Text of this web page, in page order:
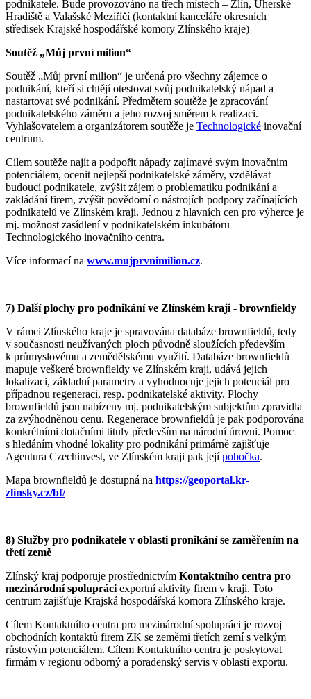
podnikatele. Bude provozováno na třech místech – Zlín, Uherské
Hradiště a Valašské Meziříčí (kontaktní kanceláře okresních
středisek Krajské hospodářské komory Zlínského kraje)
Soutěž „Můj první milion“
Soutěž „Můj první milion“ je určená pro všechny zájemce o
podnikání, kteří si chtějí otestovat svůj podnikatelský nápad a
nastartovat své podnikání. Předmětem soutěže je zpracování
podnikatelského záměru a jeho rozvoj směrem k realizaci.
Vyhlašovatelem a organizátorem soutěže je Technologické inovační
centrum.
Cílem soutěže najít a podpořit nápady zajímavé svým inovačním
potenciálem, ocenit nejlepší podnikatelské záměry, vzdělávat
budoucí podnikatele, zvýšit zájem o problematiku podnikání a
zakládání firem, zvýšit povědomí o nástrojích podpory začínajících
podnikatelů ve Zlínském kraji. Jednou z hlavních cen pro výherce je
mj. možnost zasídlení v podnikatelském inkubátoru
Technologického inovačního centra.
Více informací na www.mujprvnimilion.cz.
7) Další plochy pro podnikání ve Zlínském kraji - brownfieldy
V rámci Zlínského kraje je spravována databáze brownfieldů, tedy
v současnosti neužívaných ploch původně sloužících především
k průmyslovému a zemědělskému využití. Databáze brownfieldů
mapuje veškeré brownfieldy ve Zlínském kraji, udává jejich
lokalizaci, základní parametry a vyhodnocuje jejich potenciál pro
případnou regeneraci, resp. podnikatelské aktivity. Plochy
brownfieldů jsou nabízeny mj. podnikatelským subjektům zpravidla
za zvýhodněnou cenu. Regenerace brownfieldů je pak podporována
konkrétními dotačními tituly především na národní úrovni. Pomoc
s hledáním vhodné lokality pro podnikání primárně zajišťuje
Agentura Czechinvest, ve Zlínském kraji pak jejípobočka.
Mapa brownfieldů je dostupná na https://geoportal.kr-
zlinsky.cz/bf/
8) Služby pro podnikatele v oblasti pronikání se zaměřením na
třetí země
Zlínský kraj podporuje prostřednictvím Kontaktního centra pro
mezinárodní spolupráci exportní aktivity firem v kraji. Toto
centrum zajišťuje Krajská hospodářská komora Zlínského kraje.
Cílem Kontaktního centra pro mezinárodní spolupráci je rozvoj
obchodních kontaktů firem ZK se zeměmi třetích zemí s velkým
růstovým potenciálem. Cílem Kontaktního centra je poskytovat
firmám v regionu odborný a poradenský servis v oblasti exportu.